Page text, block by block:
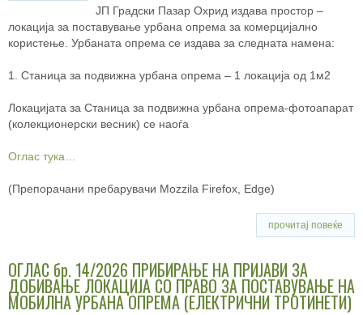
ЈП Градски Пазар Охрид издава простор –
локација за поставување урбана опрема за комерцијално
користење. Урбаната опрема се издава за следната намена:
1. Станица за подвижна урбана опрема – 1 локација од 1м2
Локацијата за Станица за подвижна урбана опрема-фотоапарат
(колекционерски весник) се наоѓа
Оглас тука…
(Препорачани пребарувачи Mozzila Firefox, Edge)
прочитај повеќе
ОГЛАС бр. 14/2026 ПРИБИРАЊЕ НА ПРИЈАВИ ЗА
ДОБИВАЊЕ ЛОКАЦИЈА СО ПРАВО ЗА ПОСТАВУВАЊЕ НА
МОБИЛНА УРБАНА ОПРЕМА (ЕЛЕКТРИЧНИ ТРОТИНЕТИ)